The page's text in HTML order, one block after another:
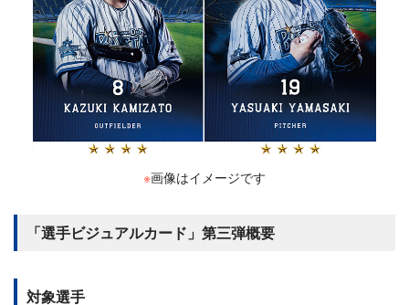
※画像はイメージです
「選手ビジュアルカード」第三弾概要
対象選手